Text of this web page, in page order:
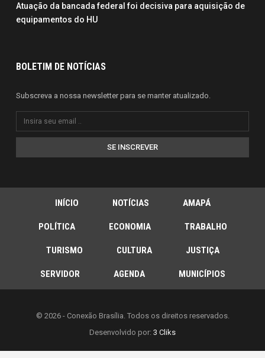
Atuação da bancada federal foi decisiva para aquisição de
equipamentos do HU
BOLETIM DE NOTÍCIAS
Subscreva a nossa newsletter para se manter atualizado.
SE INSCREVER
INÍCIO NOTÍCIAS AMAPÁ
POLÍTICA ECONOMIA TRABALHO
TURISMO CULTURA JUSTIÇA
SERVIDOR AGENDA MUNICÍPIOS
© 2026 - Conexão Brasília. Todos os direitos reservados.
Desenvolvido por: 3 Cliks